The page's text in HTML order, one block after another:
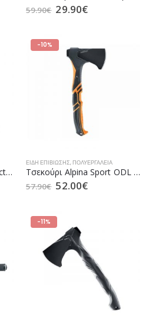
59.90€ 29.90€
Τσεκούρι Walther Compact Axe (5.0798)
-10%
ΕΊΔΗ ΕΠΙΒΊΩΣΗΣ,ΠΟΛΥΕΡΓΑΛΕΙΑ
Τσεκούρι Alpina Sport ODL (5.0780)
57.90€ 52.00€
-11%